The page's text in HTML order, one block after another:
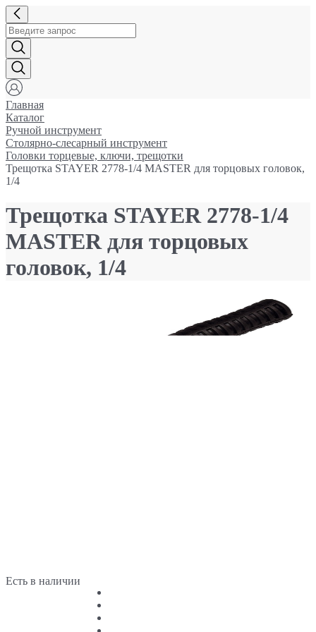
Главная
Каталог
Ручной инструмент
Столярно-слесарный инструмент
Головки торцевые, ключи, трещотки
Трещотка STAYER 2778-1/4 MASTER для торцовых головок,
1/4
Трещотка STAYER 2778-1/4
MASTER для торцовых
головок, 1/4
Есть в наличии